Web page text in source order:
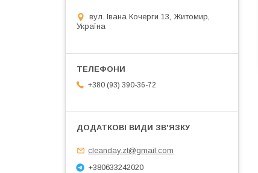
вул. Івана Кочерги 13, Житомир,
Україна
+380 (93) 390-36-72
cleanday.zt@gmail.com
+380633242020